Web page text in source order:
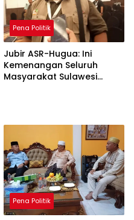
Pena Politik
Jubir ASR-Hugua: Ini
Kemenangan Seluruh
Masyarakat Sulawesi
Pena Politik